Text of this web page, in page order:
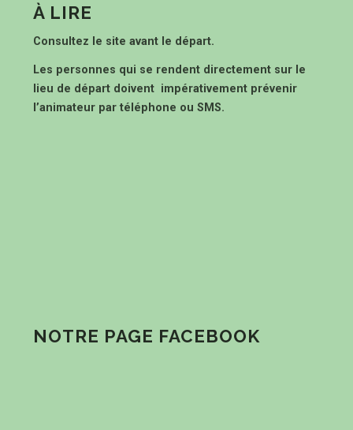
À LIRE
Consultez le site avant le départ.
Les personnes qui se rendent directement sur le
lieu de départ doivent impérativement prévenir
l’animateur par téléphone ou SMS.
NOTRE PAGE FACEBOOK